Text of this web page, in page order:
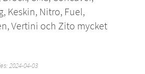
, Keskin, Nitro, Fuel,
,Vertini och Zito mycket
2024-04-03